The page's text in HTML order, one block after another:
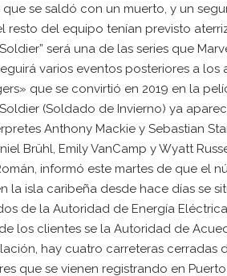
que se saldó con un muerto, y un
resto del equipo tenían previsto
será una de las series que
varios eventos posteriores a
que se convirtió en 2019 en la
(Soldado de Invierno) ya
Anthony Mackie y Sebastian
Brühl, Emily VanCamp y Wyatt
informó este martes de que el
la isla caribeña desde hace días se
de la Autoridad de Energía
los clientes se la Autoridad de
hay cuatro carreteras cerradas
que se vienen registrando en